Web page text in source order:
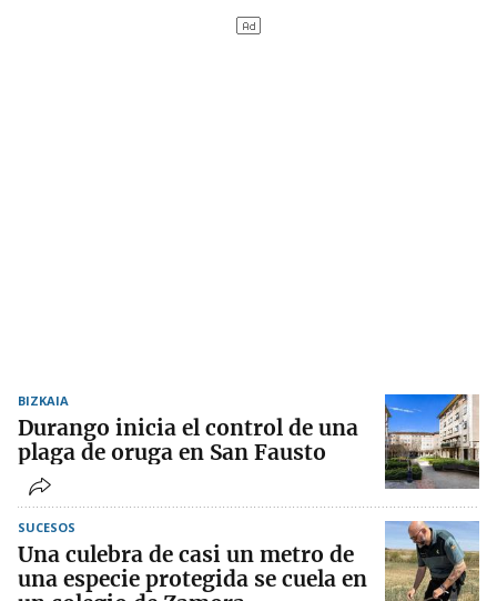
BIZKAIA
Durango inicia el control de una
plaga de oruga en San Fausto
SUCESOS
Una culebra de casi un metro de
una especie protegida se cuela en